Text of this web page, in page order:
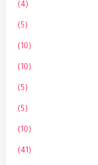
(4)
(5)
(10)
(10)
(5)
(5)
(10)
(41)